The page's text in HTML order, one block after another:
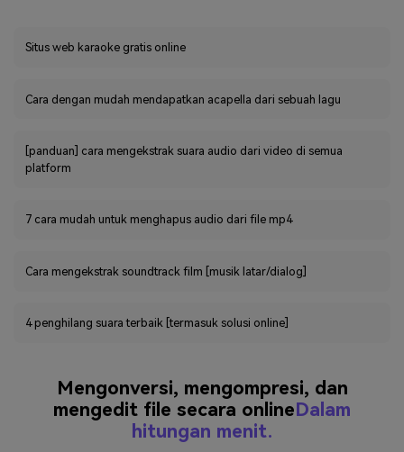
Situs web karaoke gratis online
Cara dengan mudah mendapatkan acapella dari sebuah lagu
[panduan] cara mengekstrak suara audio dari video di semua
platform
7 cara mudah untuk menghapus audio dari file mp4
Cara mengekstrak soundtrack film [musik latar/dialog]
4 penghilang suara terbaik [termasuk solusi online]
Mengonversi, mengompresi, dan
mengedit file secara onlineDalam
hitungan menit.